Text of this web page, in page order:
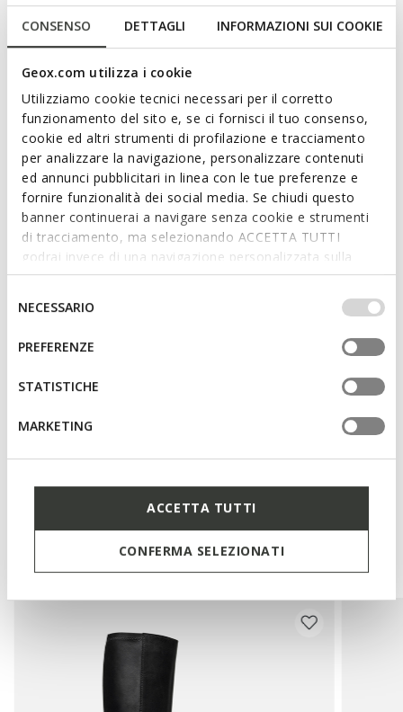
CONSENSO DETTAGLI INFORMAZIONI SUI COOKIE
Geox.com utilizza i cookie
Utilizziamo cookie tecnici necessari per il corretto
funzionamento del sito e, se ci fornisci il tuo consenso,
cookie ed altri strumenti di profilazione e tracciamento
per analizzare la navigazione, personalizzare contenuti
ed annunci pubblicitari in linea con le tue preferenze e
fornire funzionalità dei social media. Se chiudi questo
banner continuerai a navigare senza cookie e strumenti
di tracciamento, ma selezionando ACCETTA TUTTI
godrai invece di una navigazione personalizzata sulla
base dei tuoi gusti ed interessi. Selezionando
IMPOSTAZIONI potrai anche scegliere quali cookies ed
altri strumenti di tracciamento autorizzare. Per maggiori
informazioni o per modificare in qualsiasi momento le
tue impostazioni, visita la nostra
consenso
NECESSARIO
PREFERENZE
STATISTICHE
MARKETING
ACCETTA TUTTI
CONFERMA SELEZIONATI
perfect fit. Norize is a stylish accessory and an ideal way to
ITEM CODE: D564ZB022JZC6006
Features
Quick and easy to put on
Heel height: 4 cm / 1,6"
Elasticated panel on the upper for easy foot entry
The circumference of the boot shaft is 34.5 cm / 13.58"
measured on a size 37 EU
Materials
You may also like